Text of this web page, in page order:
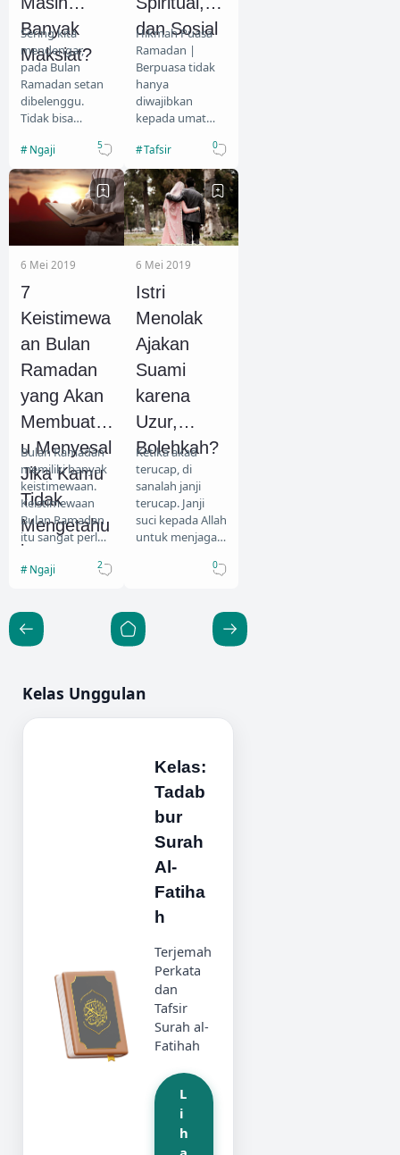
Banyak
Maksiat?
Sering kita
mendengar,
pada Bulan
Ramadan setan
dibelenggu.
Tidak bisa
umat manusia.
Pertanyaannya,
kenapa kok
masih banyak
maksiat di…
Ngaji 5
dan Sosial
Hikmah Puasa
Ramadan |
Berpuasa tidak
hanya
diwajibkan
kepada umat
Muhammad
saw., tapi juga
kepada umat
terdahulu. Bagi
umat Nabi
Muha…
Tafsir 0
6 Mei 2019
7
Keistimewa
an Bulan
Ramadan
yang Akan
Membuatm
u Menyesal
Jika Kamu
Tidak
Mengetahu
inya
Bulan Ramadan
memiliki banyak
keistimewaan.
Keistimewaan
Bulan Ramadan
itu sangat perlu
kita tidak
Banyak…
Ngaji 2
6 Mei 2019
Istri
Menolak
Ajakan
Suami
karena
Uzur,
Bolehkah?
Ketika akad
terucap, di
sanalah janji
terucap. Janji
suci kepada Allah
untuk menjaga
membahagiakan
kepada Allah…
0
Kelas Unggulan
Kelas:
Tadab
bur
Surah
Al-
Fatiha
h
Terjemah
Perkata
dan
Tafsir
Surah al-
Fatihah
L
i
h